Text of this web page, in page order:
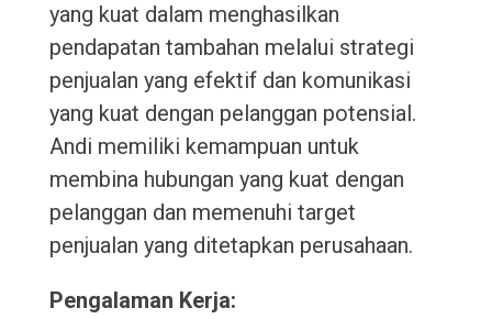
yang kuat dalam menghasilkan
pendapatan tambahan melalui strategi
penjualan yang efektif dan komunikasi
yang kuat dengan pelanggan potensial.
Andi memiliki kemampuan untuk
membina hubungan yang kuat dengan
pelanggan dan memenuhi target
penjualan yang ditetapkan perusahaan.
Pengalaman Kerja: